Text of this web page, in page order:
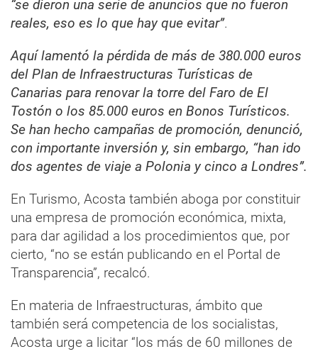
“se dieron una serie de anuncios que no fueron
reales, eso es lo que hay que evitar”.
Aquí lamentó la pérdida de más de 380.000 euros
del Plan de Infraestructuras Turísticas de
Canarias para renovar la torre del Faro de El
Tostón o los 85.000 euros en Bonos Turísticos.
Se han hecho campañas de promoción, denunció,
con importante inversión y, sin embargo, “han ido
dos agentes de viaje a Polonia y cinco a Londres”.
En Turismo, Acosta también aboga por constituir
una empresa de promoción económica, mixta,
para dar agilidad a los procedimientos que, por
cierto, “no se están publicando en el Portal de
Transparencia”, recalcó.
En materia de Infraestructuras, ámbito que
también será competencia de los socialistas,
Acosta urge a licitar “los más de 60 millones de